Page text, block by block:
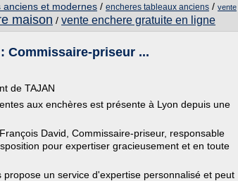
et modernes / encheres tableaux anciens / vente
maison / vente enchere gratuite en ligne
Commissaire-priseur ...
de TAJAN
aux enchères est présente à Lyon depuis une
David, Commissaire-priseur, responsable
pour expertiser gracieusement et en toute
un service d'expertise personnalisé et peut